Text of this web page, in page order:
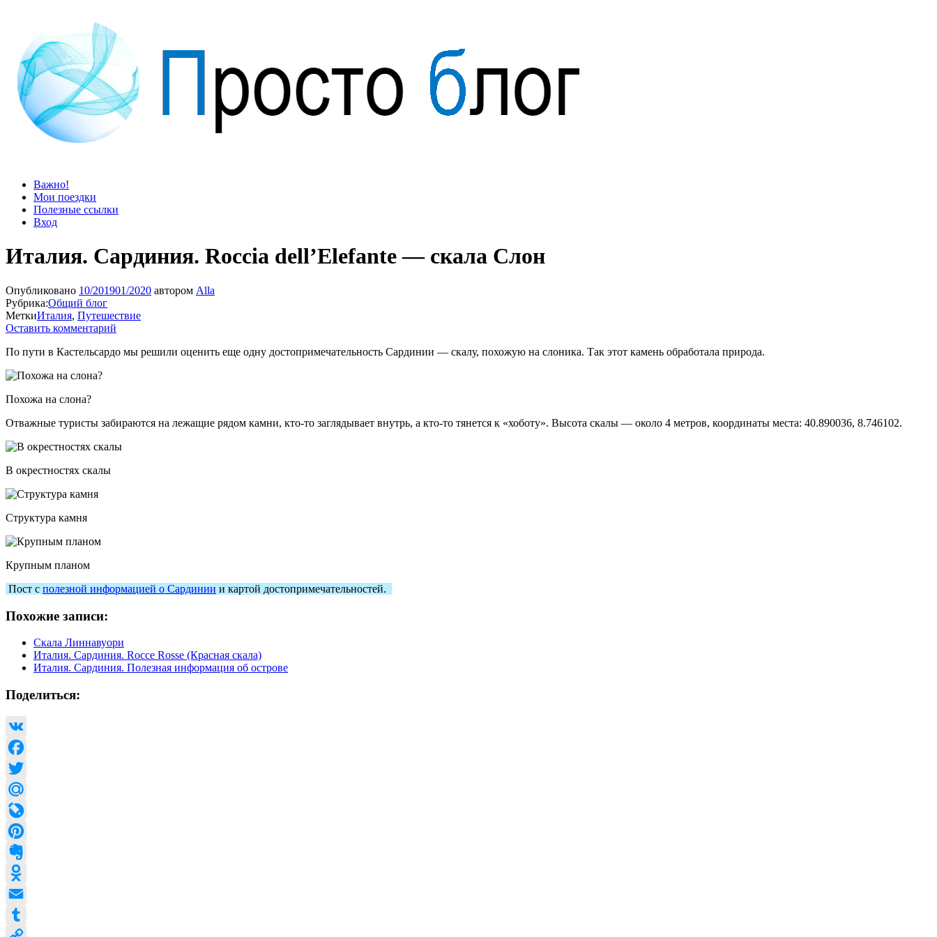
Просто блог
Мир удивительней, чем кажется
Важно!
Мои поездки
Полезные ссылки
Вход
Италия. Сардиния. Roccia dell’Elefante — скала Слон
Опубликовано 10/201901/2020 автором Alla
Рубрика:Общий блог
МеткиИталия, Путешествие
Оставить комментарий
По пути в Кастельсардо мы решили оценить еще одну достопримечательность Сардинии — скалу, похожую на слоника. Так этот камень обработала природа.
Похожа на слона?
Отважные туристы забираются на лежащие рядом камни, кто-то заглядывает внутрь, а кто-то тянется к «хоботу». Высота скалы — около 4 метров, координаты места: 40.890036, 8.746102.
В окрестностях скалы
Структура камня
Крупным планом
Пост с полезной информацией о Сардинии и картой достопримечательностей.
Похожие записи:
Скала Линнавуори
Италия. Сардиния. Rocce Rosse (Красная скала)
Италия. Сардиния. Полезная информация об острове
Поделиться:
VK
Facebook
Twitter
Mail.Ru
LiveJournal
Pinterest
Evernote
Odnoklassniki
Email